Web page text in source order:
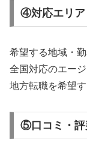
④対応エリア
希望する地域・
全国対応のエー
地方転職を希望
⑤口コミ・評